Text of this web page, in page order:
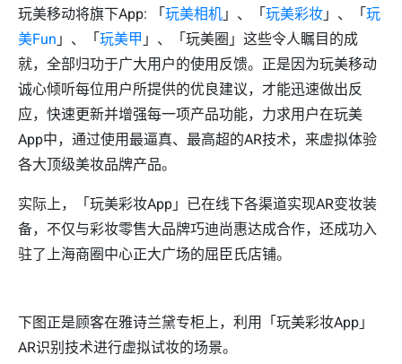
玩美移动将旗下App: 「玩美相机 」、「玩美彩妆 」、「玩
美Fun 」、「玩美甲 」、「玩美圈」这些令人瞩目的成
就，全部归功于广大用户的使用反馈。正是因为玩美移动
诚心倾听每位用户所提供的优良建议，才能迅速做出反
应，快速更新并增强每一项产品功能，力求用户在玩美
App中，通过使用最逼真、最高超的AR技术，来虚拟体验
各大顶级美妆品牌产品。
实际上，「玩美彩妆App」已在线下各渠道实现AR变妆装
备，不仅与彩妆零售大品牌巧迪尚惠达成合作，还成功入
驻了上海商圈中心正大广场的屈臣氏店铺。
下图正是顾客在雅诗兰黛专柜上，利用「玩美彩妆App」
AR识别技术进行虚拟试妆的场景。